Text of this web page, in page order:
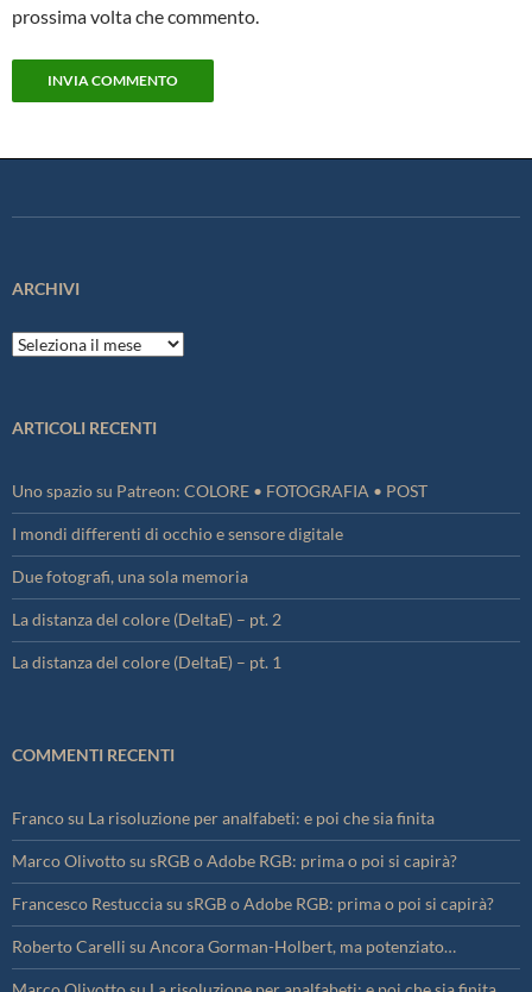
prossima volta che commento.
ARCHIVI
Archivi
ARTICOLI RECENTI
Uno spazio su Patreon: COLORE • FOTOGRAFIA • POST
I mondi differenti di occhio e sensore digitale
Due fotografi, una sola memoria
La distanza del colore (DeltaE) – pt. 2
La distanza del colore (DeltaE) – pt. 1
COMMENTI RECENTI
Francosu La risoluzione per analfabeti: e poi che sia finita
Marco Olivottosu sRGB o Adobe RGB: prima o poi si capirà?
Francesco Restucciasu sRGB o Adobe RGB: prima o poi si capirà?
Roberto Carelli su Ancora Gorman-Holbert, ma potenziato…